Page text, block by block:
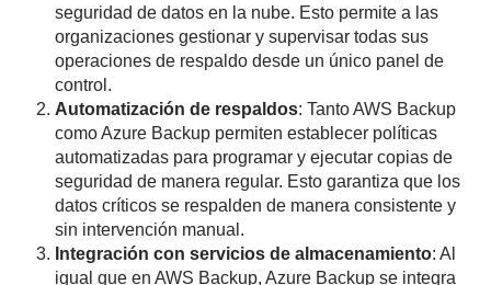
seguridad de datos en la nube. Esto permite a las
organizaciones gestionar y supervisar todas sus
operaciones de respaldo desde un único panel de
control.
Automatización de respaldos: Tanto AWS Backup
como Azure Backup permiten establecer políticas
automatizadas para programar y ejecutar copias de
seguridad de manera regular. Esto garantiza que los
datos críticos se respalden de manera consistente y
sin intervención manual.
Integración con servicios de almacenamiento: Al
igual que en AWS Backup, Azure Backup se integra